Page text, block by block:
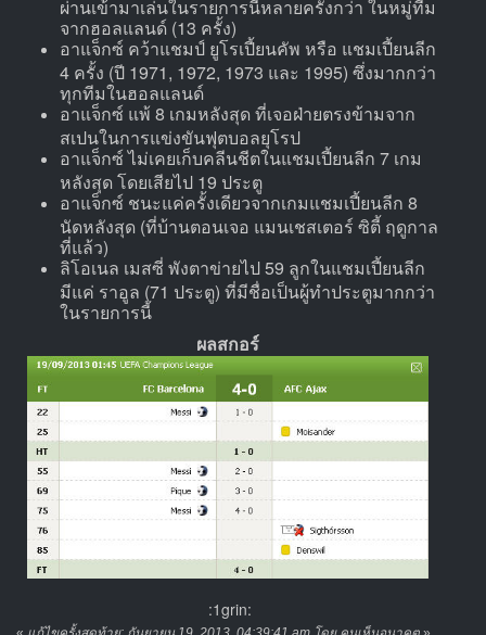
ผ่านเข้ามาเล่นในรายการนี้หลายครั้งกว่า ในหมู่ทีม
จากฮอลแลนด์ (13 ครั้ง)
อาแจ็กซ์ คว้าแชมป์ ยูโรเปี้ยนคัพ หรือ แชมเปี้ยนลีก
4 ครั้ง (ปี 1971, 1972, 1973 และ 1995) ซึ่งมากกว่า
ทุกทีมในฮอลแลนด์
อาแจ็กซ์ แพ้ 8 เกมหลังสุด ที่เจอฝ่ายตรงข้ามจาก
สเปนในการแข่งขันฟุตบอลยุโรป
อาแจ็กซ์ ไม่เคยเก็บคลีนชีตในแชมเปี้ยนลีก 7 เกม
หลังสุด โดยเสียไป 19 ประตู
อาแจ็กซ์ ชนะแค่ครั้งเดียวจากเกมแชมเปี้ยนลีก 8
นัดหลังสุด (ที่บ้านตอนเจอ แมนเชสเตอร์ ซิตี้ ฤดูกาล
ที่แล้ว)
ลิโอเนล เมสซี่ พังตาข่ายไป 59 ลูกในแชมเปี้ยนลีก
มีแค่ ราอูล (71 ประตู) ที่มีชื่อเป็นผู้ทำประตูมากกว่า
ในรายการนี้
ผลสกอร์
:1grin: